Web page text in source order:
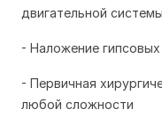
двигательной системы
- Наложение гипсовых
- Первичная
любой сложности